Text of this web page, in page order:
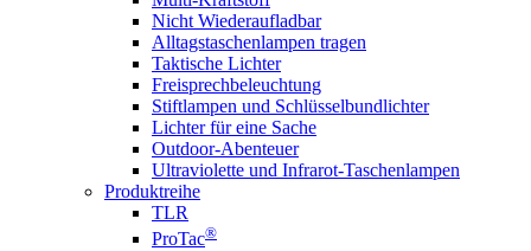
Nicht Wiederaufladbar
Alltagstaschenlampen tragen
Taktische Lichter
Freisprechbeleuchtung
Stiftlampen und Schlüsselbundlichter
Lichter für eine Sache
Outdoor-Abenteuer
Ultraviolette und Infrarot-Taschenlampen
Produktreihe
TLR
ProTac®